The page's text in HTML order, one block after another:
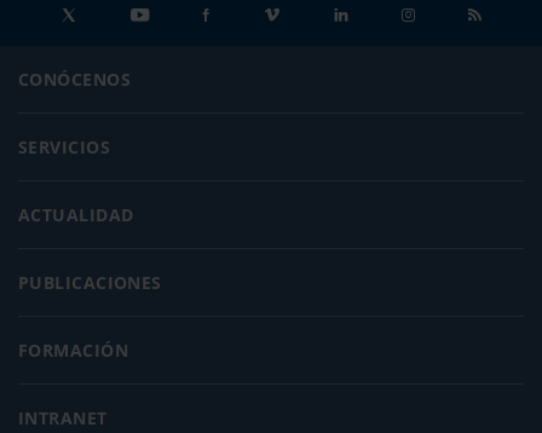
CONÓCENOS
SERVICIOS
ACTUALIDAD
PUBLICACIONES
FORMACIÓN
INTRANET